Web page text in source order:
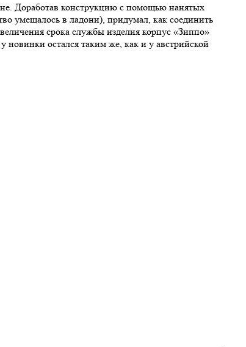
Доработав конструкцию с помощью нанятых
умещалось в ладони), придумал, как соединить
срока службы изделия корпус «Зиппо»
остался таким же, как и у австрийской